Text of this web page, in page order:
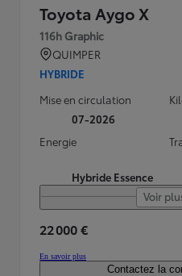
Toyota Aygo X
116h Graphic
QUIMPER
HYBRIDE
Mise en circulation
07-2026
Energie
Hybride Essence
Voir
22 000 €
En savoir plus
Contactez la